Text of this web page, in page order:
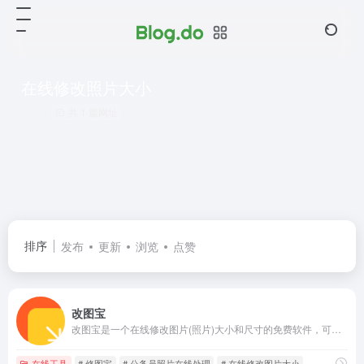
排序 发布 更新 浏览 点赞
改图宝